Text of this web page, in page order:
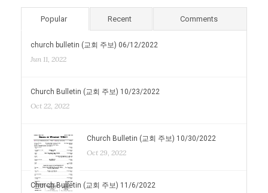
Popular Recent Comments
church bulletin (교회 주보) 06/12/2022
Jun 11, 2022
Church Bulletin (교회 주보) 10/23/2022
Oct 22, 2022
Church Bulletin (교회 주보) 10/30/2022
Oct 29, 2022
Church Bulletin (교회 주보) 11/6/2022